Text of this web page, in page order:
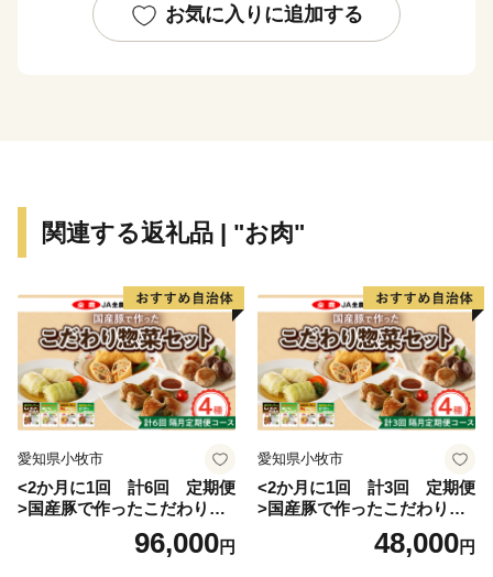
ど、皆さんがイメージする北海道の「魅力」が溢れてい
るほか、本格的なアウトドア活動を楽しめるワールドク
お気に入りに追加する
関連する返礼品 | "お肉"
愛知県小牧市
<2か月に1回 計6回 定期便
>国産豚で作ったこだわり惣
96,000円
愛知県小牧市
<2か月に1回 計3回 定期便
>国産豚で作ったこだわり惣
48,000円